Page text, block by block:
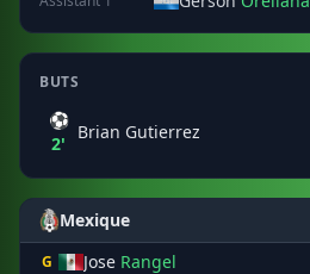
BUTS
⚽
2'
Brian Gutierrez
Mexique
G Jose Rangel